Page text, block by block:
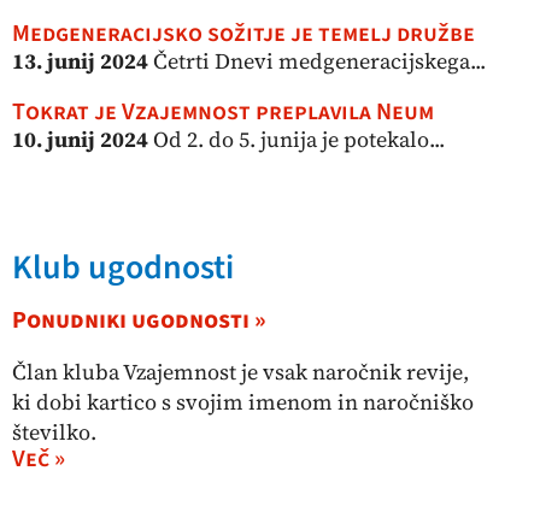
Medgeneracijsko sožitje je temelj družbe
13. junij 2024Četrti Dnevi medgeneracijskega...
Tokrat je Vzajemnost preplavila Neum
10. junij 2024Od 2. do 5. junija je potekalo...
Klub ugodnosti
Ponudniki ugodnosti »
Član kluba Vzajemnost je vsak naročnik revije,
ki dobi kartico s svojim imenom in naročniško
številko.
Več »